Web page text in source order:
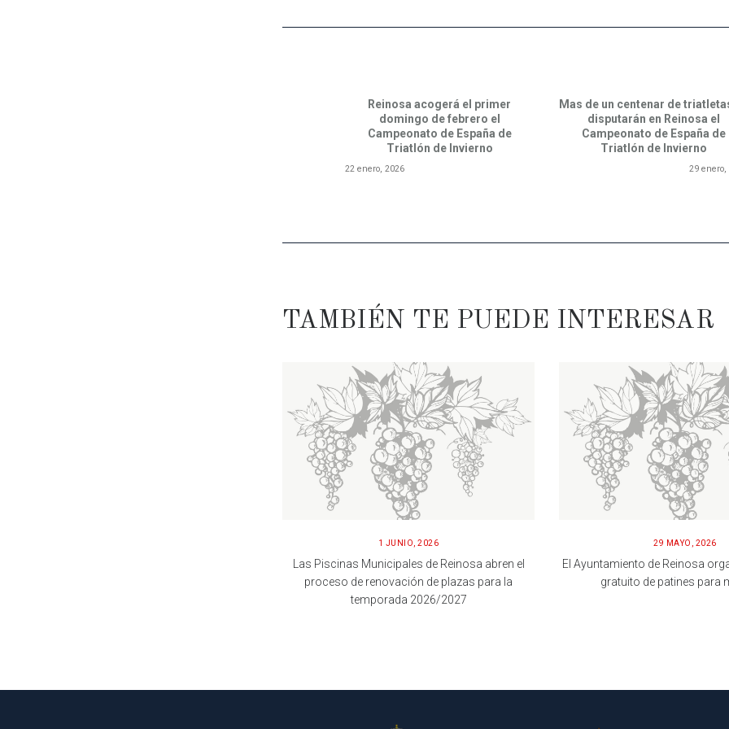
Previous post:
Reinosa acogerá el primer
domingo de febrero el
Campeonato de España de
Triatlón de Invierno
22 enero, 2026
Mas de un centenar de
disputarán en Reinosa el
Campeonato de España de
Triatlón de Invierno
29 enero,
TAMBIÉN TE PUEDE INTERESAR
1 JUNIO, 2026
Las Piscinas Municipales de Reinosa abren el
proceso de renovación de plazas para la
temporada 2026/2027
29 MAYO, 2026
El Ayuntamiento de Reinosa
gratuito de patines para